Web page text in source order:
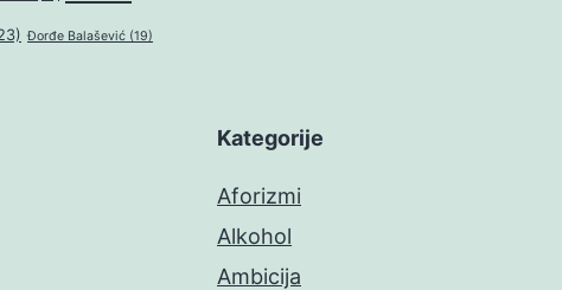
Đorđe Balašević (19)
Kategorije
Aforizmi
Alkohol
Ambicija